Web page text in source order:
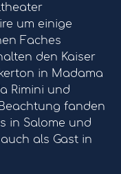
um einige
Faches
den Kaiser
in Madama
Rimini und
fanden
in Salome und
als Gast in